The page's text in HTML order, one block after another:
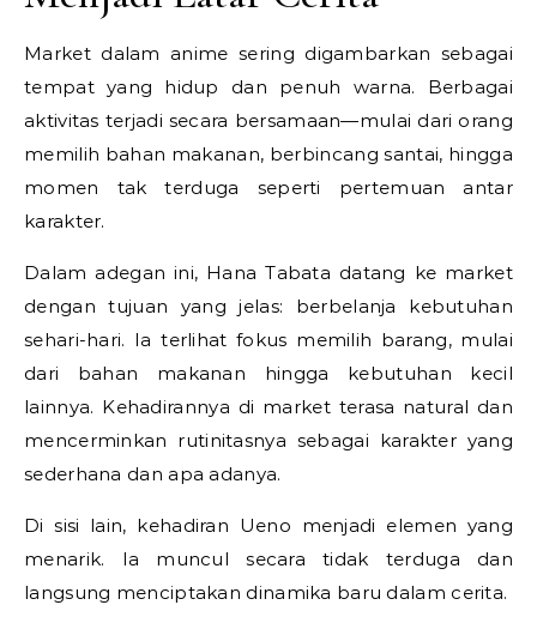
Market dalam anime sering digambarkan sebagai
tempat yang hidup dan penuh warna. Berbagai
aktivitas terjadi secara bersamaan—mulai dari orang
memilih bahan makanan, berbincang santai, hingga
momen tak terduga seperti pertemuan antar
karakter.
Dalam adegan ini, Hana Tabata datang ke market
dengan tujuan yang jelas: berbelanja kebutuhan
sehari-hari. Ia terlihat fokus memilih barang, mulai
dari bahan makanan hingga kebutuhan kecil
lainnya. Kehadirannya di market terasa natural dan
mencerminkan rutinitasnya sebagai karakter yang
sederhana dan apa adanya.
Di sisi lain, kehadiran Ueno menjadi elemen yang
menarik. Ia muncul secara tidak terduga dan
langsung menciptakan dinamika baru dalam cerita.